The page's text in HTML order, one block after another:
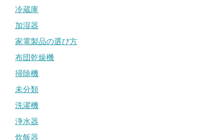
冷蔵庫
加湿器
家電製品の選び方
布団乾燥機
掃除機
未分類
洗濯機
浄水器
炊飯器